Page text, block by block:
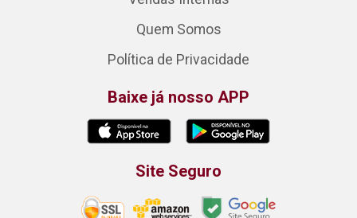
Quem Somos
Política de Privacidade
Baixe já nosso APP
Site Seguro